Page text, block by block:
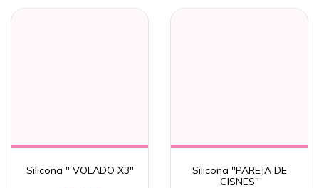
Silicona " VOLADO X3"
Silicona "PAREJA DE
CISNES"